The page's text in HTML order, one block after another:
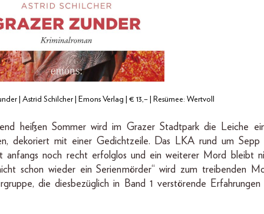
| Astrid Schilcher | Emons Verlag | € 13,– | Resümee: Wertvoll
heißen Sommer wird im Grazer Stadtpark die Leiche
dekoriert mit einer Gedichtzeile. Das LKA rund um Sepp
anfangs noch recht erfolglos und ein weiterer Mord bleibt
schon wieder ein Serienmörder“ wird zum treibenden
die diesbezüglich in Band 1 verstörende Erfahrungen